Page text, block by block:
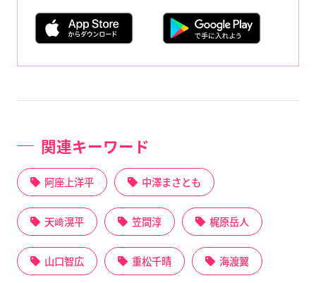
関連キーワード
阿座上洋平 中澤まさとも
天﨑滉平 笠間淳 梶原岳人
山口智広 重松千晴 海渡翼